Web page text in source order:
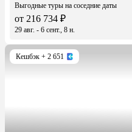
Выгодные туры на соседние даты
от 216 734 ₽
29 авг. - 6 сент., 8 н.
Кешбэк + 2 651